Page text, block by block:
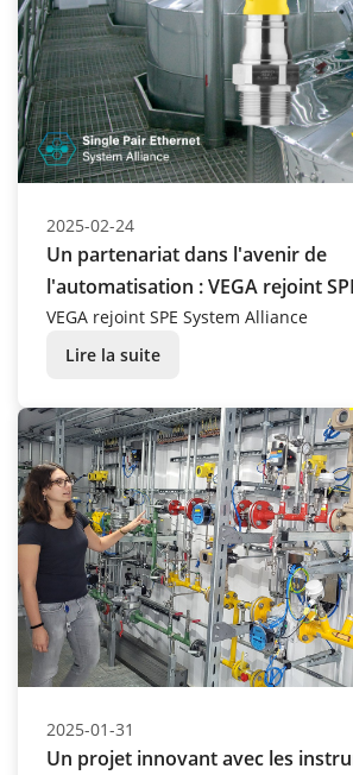
2025-02-24
Un partenariat dans l'avenir de
l'automatisation : VEGA rejoint
Alliance
VEGA rejoint SPE System Alliance
Lire la suite
2025-01-31
Un projet innovant avec les